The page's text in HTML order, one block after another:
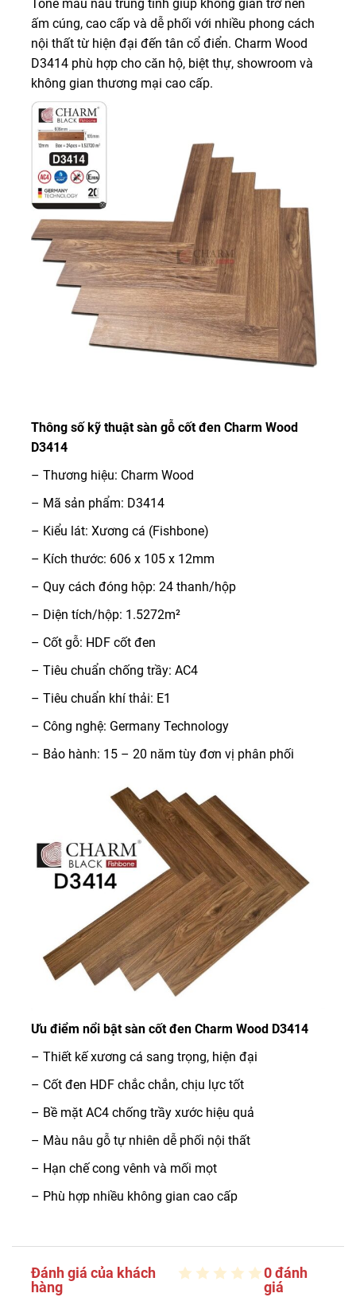
Tone màu nâu trung tính giúp không gian trở nên
ấm cúng, cao cấp và dễ phối với nhiều phong cách
nội thất từ hiện đại đến tân cổ điển. Charm Wood
D3414 phù hợp cho căn hộ, biệt thự, showroom và
không gian thương mại cao cấp.
Thông số kỹ thuật sàn gỗ cốt đen Charm Wood
D3414
– Thương hiệu: Charm Wood
– Mã sản phẩm: D3414
– Kiểu lát: Xương cá (Fishbone)
– Kích thước: 606 x 105 x 12mm
– Quy cách đóng hộp: 24 thanh/hộp
– Diện tích/hộp: 1.5272m²
– Cốt gỗ: HDF cốt đen
– Tiêu chuẩn chống trầy: AC4
– Tiêu chuẩn khí thải: E1
– Công nghệ: Germany Technology
– Bảo hành: 15 – 20 năm tùy đơn vị phân phối
Ưu điểm nổi bật sàn cốt đen Charm Wood D3414
– Thiết kế xương cá sang trọng, hiện đại
– Cốt đen HDF chắc chắn, chịu lực tốt
– Bề mặt AC4 chống trầy xước hiệu quả
– Màu nâu gỗ tự nhiên dễ phối nội thất
– Hạn chế cong vênh và mối mọt
– Phù hợp nhiều không gian cao cấp
Đánh giá của khách
hàng
0 đánh
giá